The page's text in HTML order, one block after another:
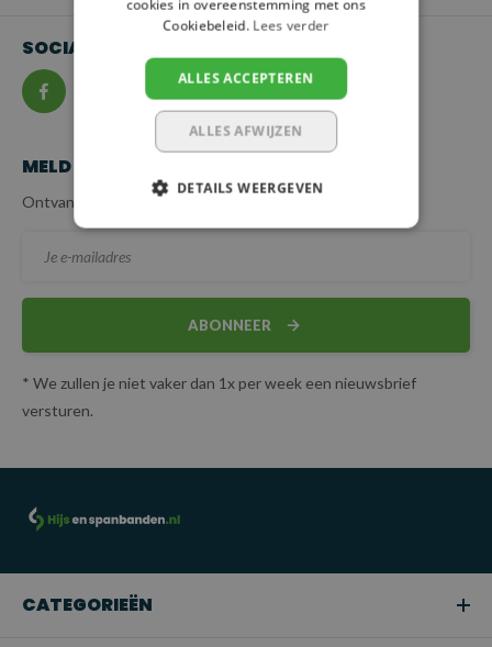
SOCIALMEDIA
MELD JE AAN VOOR ONZE NIEUWSBRIEF
Ontvang de beste aanbiedingen en specialistisch advies.
ABONNEER
* We zullen je niet vaker dan 1x per week een nieuwsbrief
versturen.
CATEGORIEËN
cookies in overeenstemming met ons
Cookiebeleid. Lees verder
ALLES ACCEPTEREN
ALLES AFWIJZEN
DETAILS WEERGEVEN